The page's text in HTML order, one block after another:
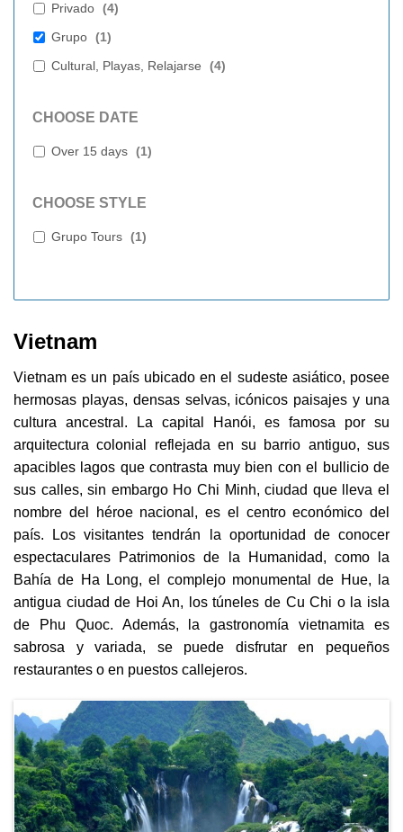
Privado (4)
Grupo (1)
Cultural, Playas, Relajarse
(4)
CHOOSE DATE
Over 15 days (1)
CHOOSE STYLE
Grupo Tours (1)
Vietnam
Vietnam es un país ubicado en el sudeste asiático, posee
hermosas playas, densas selvas, icónicos paisajes y una
cultura ancestral. La capital Hanói, es famosa por su
arquitectura colonial reflejada en su barrio antiguo, sus
apacibles lagos que contrasta muy bien con el bullicio de
sus calles, sin embargo Ho Chi Minh, ciudad que lleva el
nombre del héroe nacional, es el centro económico del
país. Los visitantes tendrán la oportunidad de conocer
espectaculares Patrimonios de la Humanidad, como la
Bahía de Ha Long, el complejo monumental de Hue, la
antigua ciudad de Hoi An, los túneles de Cu Chi o la isla
de Phu Quoc. Además, la gastronomía vietnamita es
sabrosa y variada, se puede disfrutar en pequeños
restaurantes o en puestos callejeros.